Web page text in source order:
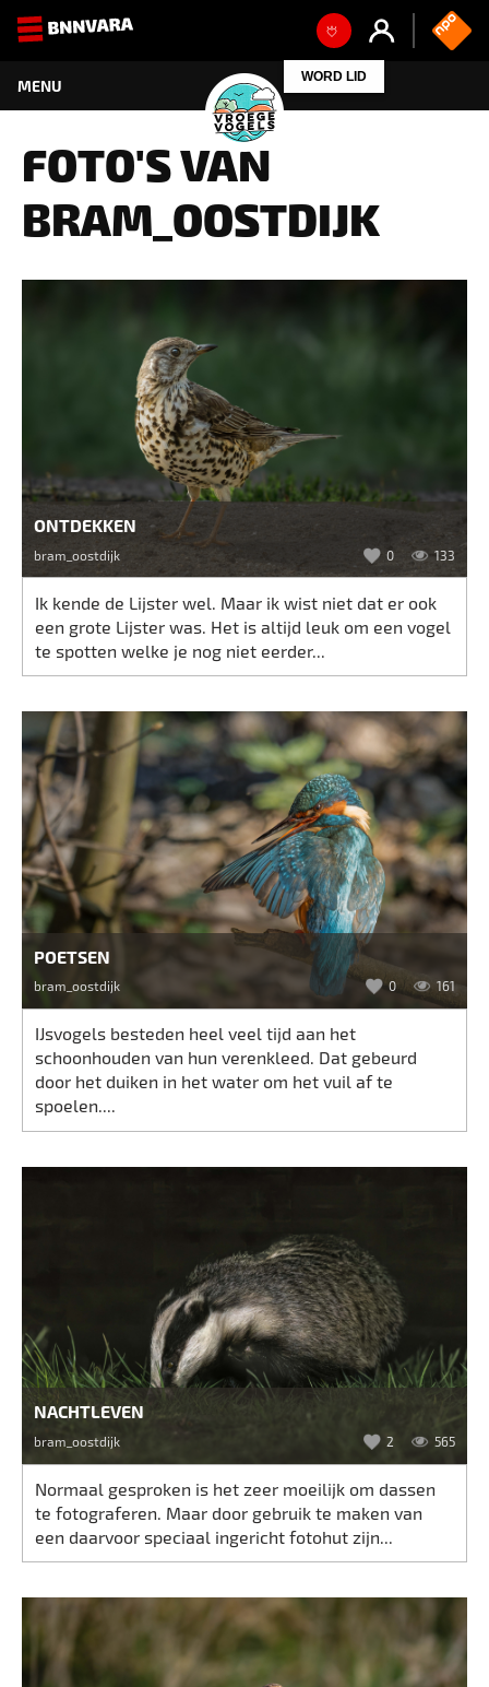
WORD LID
FOTO'S VAN
BRAM_OOSTDIJK
ONTDEKKEN
bram_oostdijk 0 133
Ik kende de Lijster wel. Maar ik wist niet dat er ook
een grote Lijster was. Het is altijd leuk om een vogel
te spotten welke je nog niet eerder...
POETSEN
bram_oostdijk 0 161
IJsvogels besteden heel veel tijd aan het
schoonhouden van hun verenkleed. Dat gebeurd
door het duiken in het water om het vuil af te
spoelen....
NACHTLEVEN
bram_oostdijk 2 565
Normaal gesproken is het zeer moeilijk om dassen
te fotograferen. Maar door gebruik te maken van
een daarvoor speciaal ingericht fotohut zijn...